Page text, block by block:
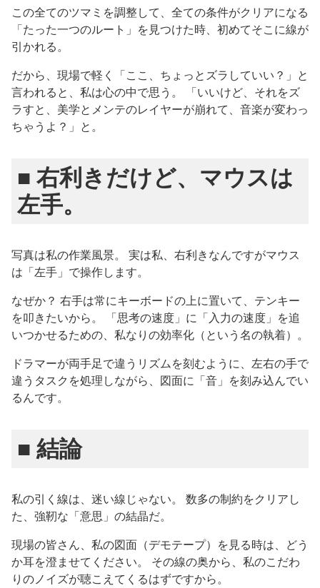
この全てのツマミを調整して、全ての条件がクリアになる
「たった一つのルート」を見つけた時、初めてそこに線が
引かれる。
だから、現場で軽く「ここ、ちょっとズラしていい？」と
言われると、私は心の中で思う。 「いいけど、それをズ
ラすと、美学とメンテのレイヤーが崩れて、音楽が変わっ
ちゃうよ？」と。
■ 右利きだけど、マウスは
左手。
写真は私の作業風景。 実は私、右利きなんですがマウス
は「左手」で操作します。
なぜか？ 右手は常にキーボードの上に置いて、テンキー
を叩きたいから。 「思考の速度」に「入力の速度」を追
いつかせるための、私なりの効率化（という名の執着）。
ドラマーが両手足で違うリズムを刻むように、左右の手で
違うタスクを処理しながら、図面に「音」を刻み込んでい
るんです。
■ 結論
私の引く線は、迷い線じゃない。 数多の制約をクリアし
た、強靭な「意思」の結晶だ。
現場の皆さん、私の図面（デモテープ）を見る時は、どう
か耳を澄ませてください。 その線の奥から、私のこだわ
りのノイズが聴こえてくるはずですから。